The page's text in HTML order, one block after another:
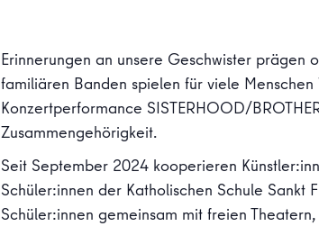
Erinnerungen an unsere Geschwister prägen
familiären Banden spielen für viele
Konzertperformance SISTERHOOD/
Zusammengehörigkeit.
Seit September 2024 kooperieren
Schüler:innen der Katholischen Schule Sankt
Schüler:innen gemeinsam mit freien